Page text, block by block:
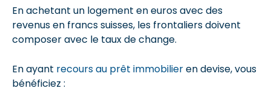
En achetant un logement en euros avec des
revenus en francs suisses, les frontaliers doivent
composer avec le taux de change.
En ayant recours au prêt immobilieren devise, vous
bénéficiez :